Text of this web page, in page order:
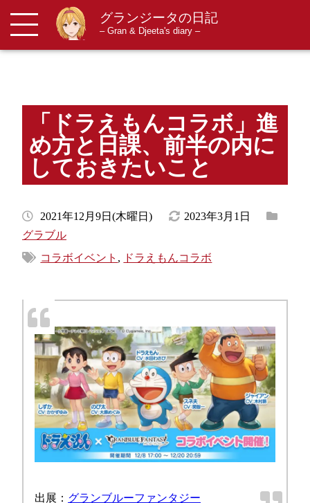
メニューを開閉する
グランジータの日記
– Gran & Djeeta's diary –
「ドラえもんコラボ」進
め方と日課、前半の内に
しておきたいこと
2021年12月9日(木曜日)
2023年3月1日
グラブル
コラボイベント , ドラえもんコラボ
出展： グランブルーファンタジー